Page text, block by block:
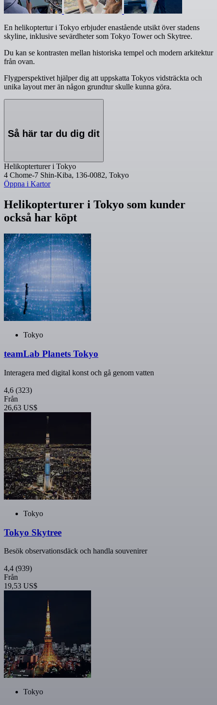
En helikoptertur i Tokyo erbjuder enastående utsikt över stadens
skyline, inklusive sevärdheter som Tokyo Tower och Skytree.
Du kan se kontrasten mellan historiska tempel och modern arkitektur
från ovan.
Flygperspektivet hjälper dig att uppskatta Tokyos vidsträckta och
unika layout mer än någon grundtur skulle kunna göra.
Så här tar du dig dit
Helikopterturer i Tokyo
4 Chome-7 Shin-Kiba, 136-0082, Tokyo
Öppna i Kartor
Helikopterturer i Tokyo som kunder
också har köpt
Tokyo
teamLab Planets Tokyo
Interagera med digital konst och gå genom vatten
4,6 (323)
Från
26,63 US$
Tokyo
Tokyo Skytree
Besök observationsdäck och handla souvenirer
4,4 (939)
Från
19,53 US$
Tokyo